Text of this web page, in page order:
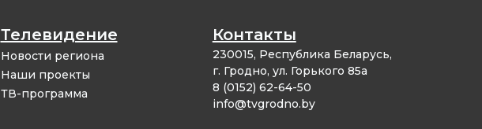
Телевидение
Новости региона
Наши проекты
ТВ-программа
Контакты
230015, Республика Беларусь,
г. Гродно, ул. Горького 85а
8 (0152) 62-64-50
info@tvgrodno.by